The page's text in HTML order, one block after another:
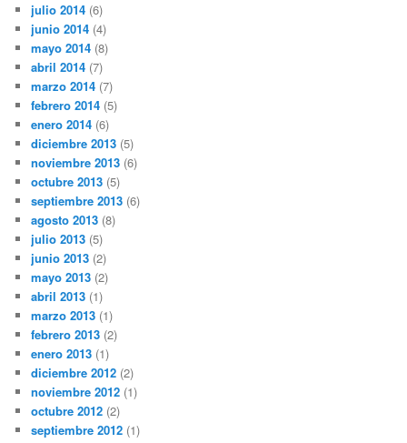
julio 2014 (6)
junio 2014 (4)
mayo 2014 (8)
abril 2014 (7)
marzo 2014 (7)
febrero 2014 (5)
enero 2014 (6)
diciembre 2013 (5)
noviembre 2013 (6)
octubre 2013 (5)
septiembre 2013 (6)
agosto 2013 (8)
julio 2013 (5)
junio 2013 (2)
mayo 2013 (2)
abril 2013 (1)
marzo 2013 (1)
febrero 2013 (2)
enero 2013 (1)
diciembre 2012 (2)
noviembre 2012 (1)
octubre 2012 (2)
septiembre 2012 (1)